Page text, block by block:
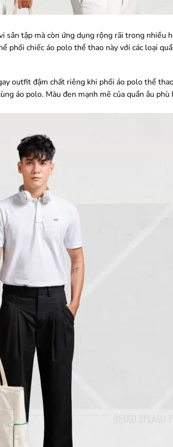
tập mà còn ứng dụng rộng rãi trong nhiều
phối chiếc áo polo thể thao này với các loại
outfit đậm chất riêng khi phối áo polo thể
áo polo. Màu đen mạnh mẽ của quần âu